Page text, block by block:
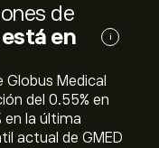
de
está en
i
Globus Medical
del ‎0.55‎% en
en la última
actual de GMED